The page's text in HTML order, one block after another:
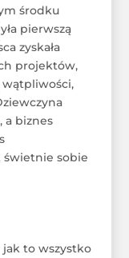
środku
pierwszą
zyskała
projektów,
a biznes
świetnie sobie
jak to wszystko